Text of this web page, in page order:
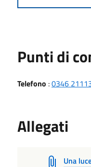
Punti di
Telefono :0346
Allegati
Una